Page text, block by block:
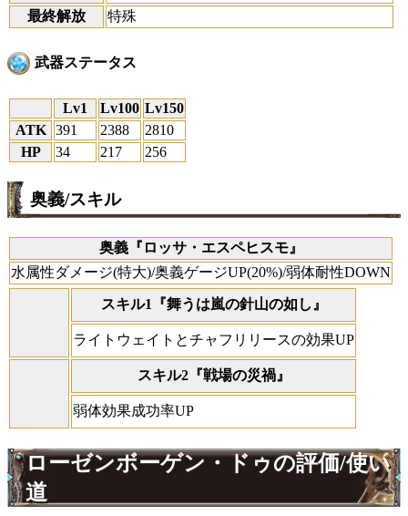
最終解放
特殊
武器ステータス
Lv1 Lv100 Lv150
ATK
391 2388
2810
HP
34 217 256
奥義/スキル
奥義『ロッサ・エスペヒスモ』
水属性ダメージ(特大)/奥義ゲージUP(20%)/弱体耐性DOWN
スキル1『舞うは嵐の針山の如し』
ライトウェイトとチャフリリースの効果UP
スキル2『戦場の災禍』
弱体効果成功率UP
ローゼンボーゲン・ドゥの評価/使い
道